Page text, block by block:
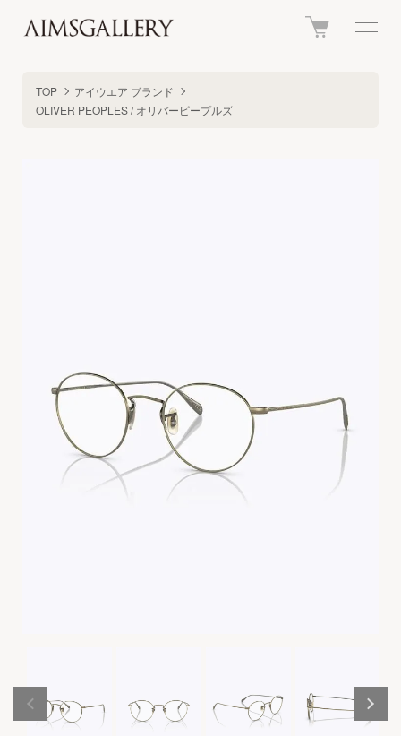
TOP
アイウエア ブランド
OLIVER PEOPLES / オリバーピープルズ